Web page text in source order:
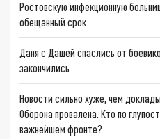
Ростовскую инфекционную
обещанный срок
Даня с Дашей спаслись от
закончились
Новости сильно хуже, чем
Оборона провалена. Кто по
важнейшем фронте?